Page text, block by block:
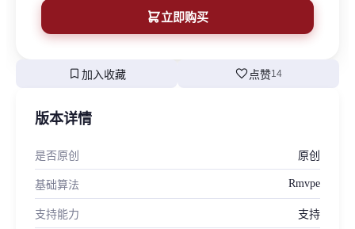
立即购买
bookmark 加入收藏 favorite 点赞14
版本详情
是否原创 原创
基础算法 Rmvpe
支持能力 支持